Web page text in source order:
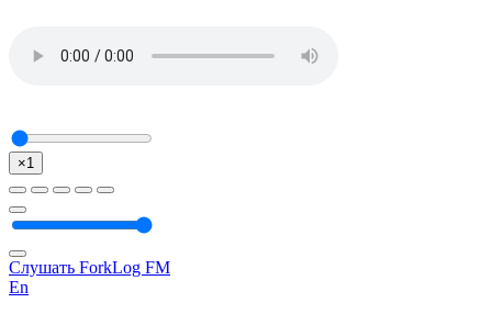
×1
Слушать ForkLog FM
En